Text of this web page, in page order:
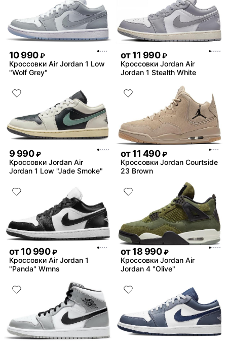
10 990 ₽
Кроссовки Air Jordan 1 Low
"Wolf Grey"
от11 990 ₽
Кроссовки Jordan Air
Jordan 1 Stealth White
9 990 ₽
Кроссовки Jordan Air
Jordan 1 Low "Jade Smoke"
от11 490 ₽
Кроссовки Jordan Courtside
23 Brown
от10 990 ₽
Кроссовки Air Jordan 1
"Panda" Wmns
от18 990 ₽
Кроссовки Jordan Air
Jordan 4 "Olive"